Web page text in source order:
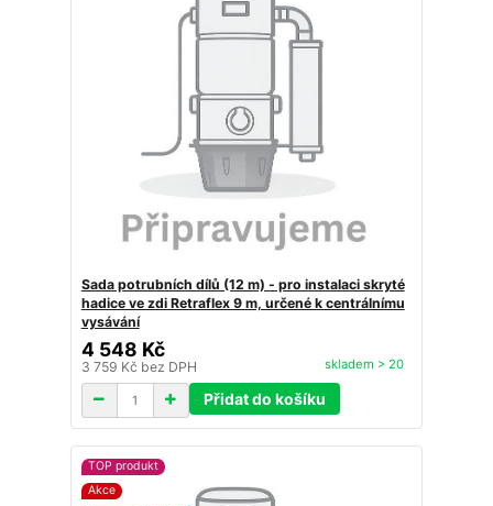
Sada potrubních dílů (12 m) - pro instalaci skryté
hadice ve zdi Retraflex 9 m, určené k centrálnímu
vysávání
4 548 Kč
3 759 Kč bez DPH skladem > 20
Přidat do košíku
TOP produkt
Akce